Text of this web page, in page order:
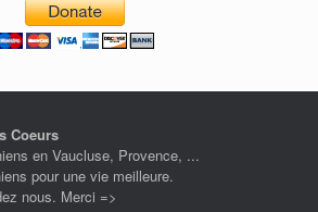
Coeurs
en Vaucluse, Provence, ...
pour une vie meilleure.
nous. Merci =>